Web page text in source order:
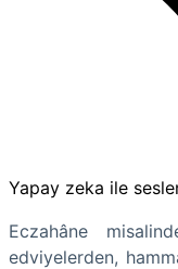
Yapay zeka ile
Eczahâne
edviyelerden,